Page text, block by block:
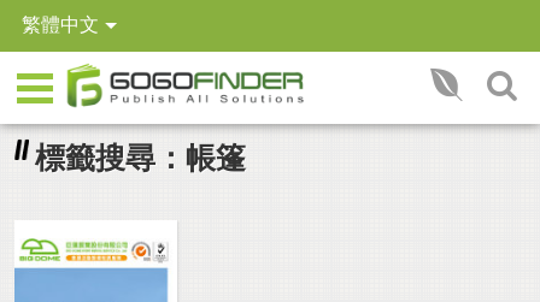
繁體中文
標籤搜尋：帳篷